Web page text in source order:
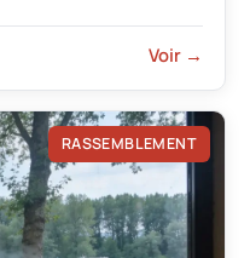
Voir →
RASSEMBLEMENT